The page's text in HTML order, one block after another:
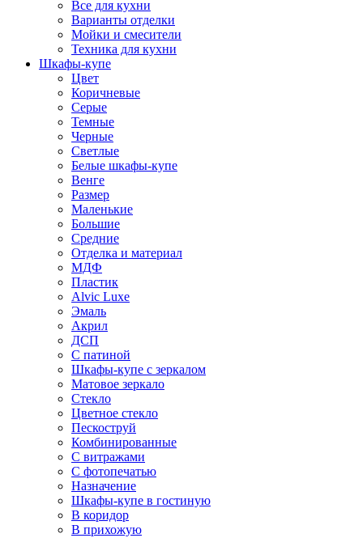
Все для кухни
Варианты отделки
Мойки и смесители
Техника для кухни
Шкафы-купе
Цвет
Коричневые
Серые
Темные
Черные
Светлые
Белые шкафы-купе
Венге
Размер
Маленькие
Большие
Средние
Отделка и материал
МДФ
Пластик
Alvic Luxe
Эмаль
Акрил
ДСП
С патиной
Шкафы-купе с зеркалом
Матовое зеркало
Стекло
Цветное стекло
Пескоструй
Комбинированные
С витражами
С фотопечатью
Назначение
Шкафы-купе в гостиную
В коридор
В прихожую